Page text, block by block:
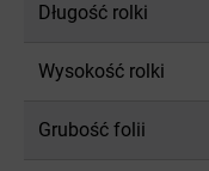
Długość rolki
Wysokość rolki
Grubość folii